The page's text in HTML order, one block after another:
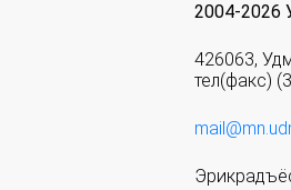
2004-2026
426063,
тел(факс)